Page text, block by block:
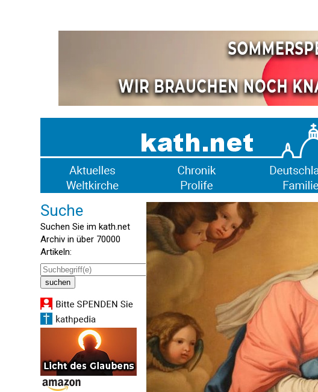
Suche
Suchen Sie im kath.net
Archiv in über 70000
Artikeln: